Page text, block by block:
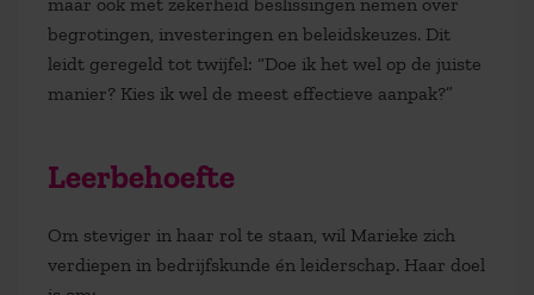
begrotingen, investeringen en beleidskeuzes. Dit
leidt geregeld tot twijfel: “Doe ik het wel op de juiste
manier? Kies ik wel de meest effectieve aanpak?”
Leerbehoefte
Om steviger in haar rol te staan, wil Marieke zich
verdiepen in bedrijfskunde én leiderschap. Haar doel